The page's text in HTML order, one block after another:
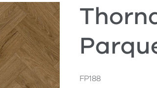
FP188